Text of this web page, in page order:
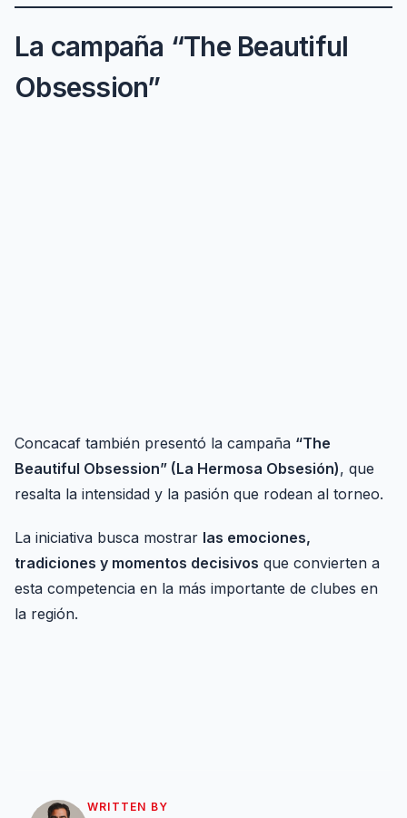
La campaña “The Beautiful
Obsession”
Concacaf también presentó la campaña “The
Beautiful Obsession” (La Hermosa Obsesión), que
resalta la intensidad y la pasión que rodean al torneo.
La iniciativa busca mostrar las emociones,
tradiciones y momentos decisivos que convierten a
esta competencia en la más importante de clubes en
la región.
WRITTEN BY